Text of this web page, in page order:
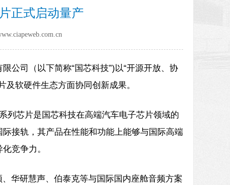
正式启动量产
公司（以下简称“国芯科技”)以“开源开放、协
及软硬件生态方面协同创新成果。
列芯片是国芯科技在高端汽车电子芯片领域的
接轨，其产品在性能和功能上能够与国际高端
竞争力。
华研慧声、伯泰克等与国际国内座舱音频方案